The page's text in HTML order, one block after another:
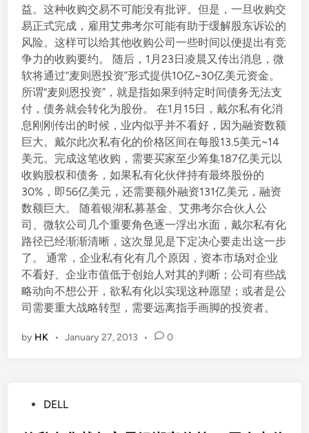
益。这种收购交易不可能没有批评。但是，一旦收购交
易正式完成，雇用艾弗考尔可能有助于缓解股东诉讼的
风险。这样可以给其他收购公司一些时间以便提出有竞
争力的收购要约。 随后，1月23日凌晨又传出消息，微
软将通过“麦则恩投资”形式提供10亿~30亿美元资金。
所谓“麦则恩投资”，就是指如果到特定时间债务无法支
付，债务就会转化为股份。 在1月15日，戴尔私有化消
息刚刚传出的时候，业内似乎并不看好，因为融资数额
巨大。戴尔此次私有化的价格区间在每股13.5美元~14
美元。完成这笔收购，需要买家至少筹集187亿美元以
收购股权和债务，如果私有化伙伴持有最终股份的
30%，即56亿美元，还需要额外融资131亿美元，融资
数额巨大。 随着银湖私募基金、艾弗考尔合伙人公
司、微软公司几个重要角色逐一浮出水面，戴尔私有化
路径已经渐渐清晰，这次显见是下定决心要走出这一步
了。 通常，企业私有化有几个原因，资本市场对企业
不看好、企业市值低于创始人对其的判断；公司有些战
略动向不想公开，欲私有化以实现这种愿望；或者是公
司需要重大战略转型，需要远离指手画脚的投资者。
by HK • January 27, 2013 • 0
DELL